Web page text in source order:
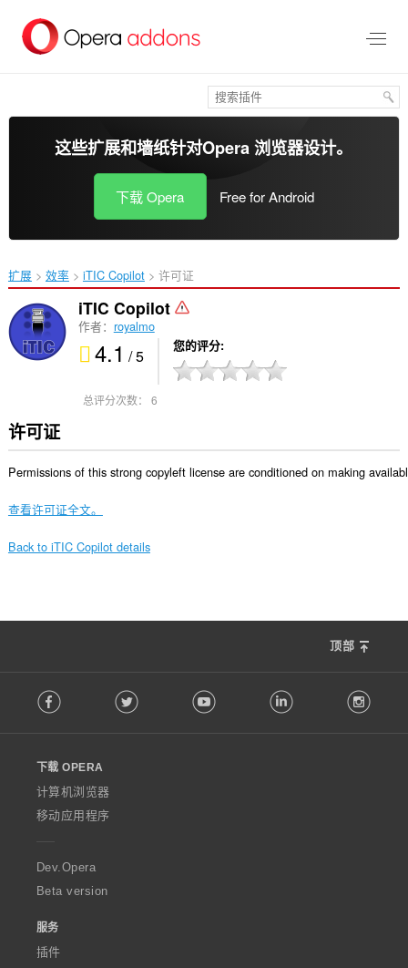
这些扩展和墙纸针对Opera 浏览器设计。
下载 Opera Free for Android
扩展 效率 iTIC Copilot‎ 许可证
iTIC Copilot
作者： royalmo
4.1 / 5 您的评分
总评分次数： 6
许可证
Permissions of this strong copyleft license are conditioned on making
查看许可证全文。
Back to iTIC Copilot details
顶部
o
w
O
p
e
a
Facebook Twitter Youtube LinkedIn
下载 OPERA
计算机浏览器
移动应用程序
Dev.Opera
Beta version
服务
插件